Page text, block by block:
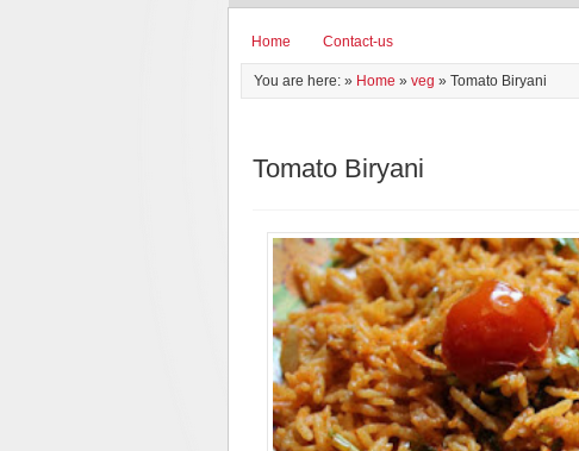
Home Contact-us
You are here: » Home » veg » Tomato Biryani
Tomato Biryani